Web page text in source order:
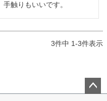
触りもいいです。
3件中 1-3件表示